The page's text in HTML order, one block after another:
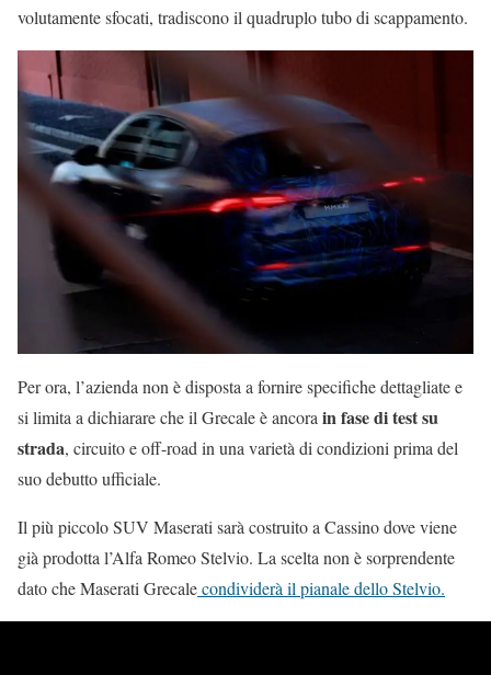
volutamente sfocati, tradiscono il quadruplo tubo di scappamento.
Per ora, l’azienda non è disposta a fornire specifiche dettagliate e
si limita a dichiarare che il Grecale è ancora in fase di test su
strada, circuito e off-road in una varietà di condizioni prima del
suo debutto ufficiale.
Il più piccolo SUV Maserati sarà costruito a Cassino dove viene
già prodotta l’Alfa Romeo Stelvio. La scelta non è sorprendente
dato che Maserati Grecalecondividerà il pianale dello Stelvio.